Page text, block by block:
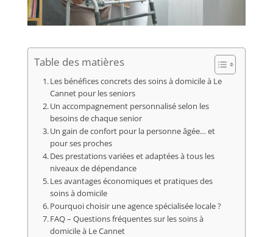
Table des matières
Les bénéfices concrets des soins à domicile à Le
Cannet pour les seniors
Un accompagnement personnalisé selon les
besoins de chaque senior
Un gain de confort pour la personne âgée… et
pour ses proches
Des prestations variées et adaptées à tous les
niveaux de dépendance
Les avantages économiques et pratiques des
soins à domicile
Pourquoi choisir une agence spécialisée locale ?
FAQ – Questions fréquentes sur les soins à
domicile à Le Cannet